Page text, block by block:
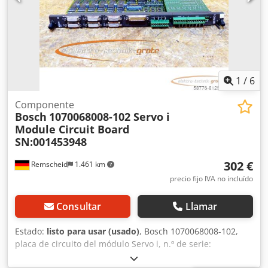
enviaremos más fotos, documentación técnica y planos a
petición.
1 / 6
Remscheid 1.461 km
Componente
Bosch 1070068008-102 Servo i
Module Circuit Board
SN:001453948
302 €
precio fijo IVA no incluído
Consultar Llamar
Estado: listo para usar (usado), Bosch 1070068008-102,
placa de circuito del módulo Servo i, n.º de serie:
001453948, usada, con leves signos de uso, 100 %